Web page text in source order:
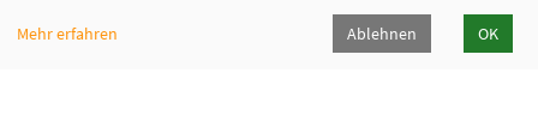
Mehr erfahren Ablehnen OK